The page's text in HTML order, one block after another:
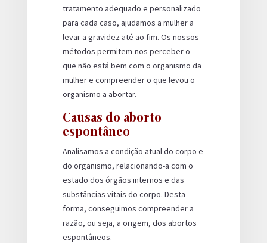
tratamento adequado e personalizado
para cada caso, ajudamos a mulher a
levar a gravidez até ao fim. Os nossos
métodos permitem-nos perceber o
que não está bem com o organismo da
mulher e compreender o que levou o
organismo a abortar.
Causas do aborto
espontâneo
Analisamos a condição atual do corpo e
do organismo, relacionando-a com o
estado dos órgãos internos e das
substâncias vitais do corpo. Desta
forma, conseguimos compreender a
razão, ou seja, a origem, dos abortos
espontâneos.